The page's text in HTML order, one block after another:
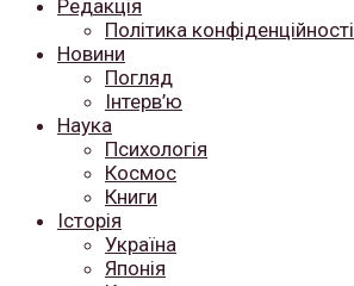
Редакція
Політика конфіденційності
Новини
Погляд
Інтерв’ю
Наука
Психологія
Космос
Книги
Історія
Україна
Японія